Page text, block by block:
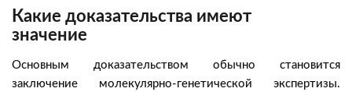
Какие доказательства имеют
значение
Основным доказательством обычно становится
заключение молекулярно-генетической экспертизы.